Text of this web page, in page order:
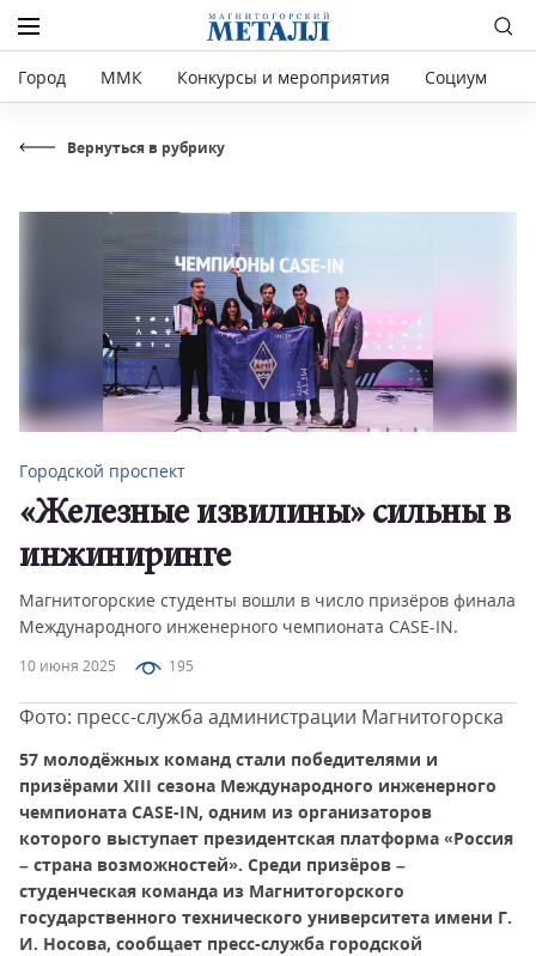
Город ММК Конкурсы и мероприятия Социум
Вернуться в рубрику
10 июня 2025 195
Городской проспект
«Железные извилины» сильны в
инжиниринге
Магнитогорские студенты вошли в число призёров финала
Международного инженерного чемпионата CASE-IN.
Фото: пресс-служба администрации Магнитогорска
57 молодёжных команд стали победителями и
призёрами XIII сезона Международного инженерного
чемпионата CASE-IN, одним из организаторов
которого выступает президентская платформа «Россия
– страна возможностей». Среди призёров –
студенческая команда из Магнитогорского
государственного технического университета имени Г.
И. Носова, сообщает пресс-служба городской